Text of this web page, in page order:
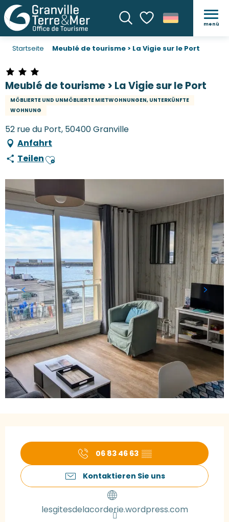
SucheVoir les favoris
menü
Startseite Meublé de tourisme > La Vigie sur le Port
Meublé de tourisme > La Vigie sur le Port
MÖBLIERTE UND UNMÖBLIERTE MIETWOHNUNGEN, UNTERKÜNFTE
WOHNUNG
52 rue du Port, 50400 Granville
Anfahrt
TeilenAjouter aux favoris
06 83 46 63 ▒▒
Kontaktieren Sie uns
lesgitesdelacorderie.wordpress.com